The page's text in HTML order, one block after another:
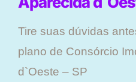
Tire suas dúvidas
plano ​de Consórcio
d`Oeste – SP